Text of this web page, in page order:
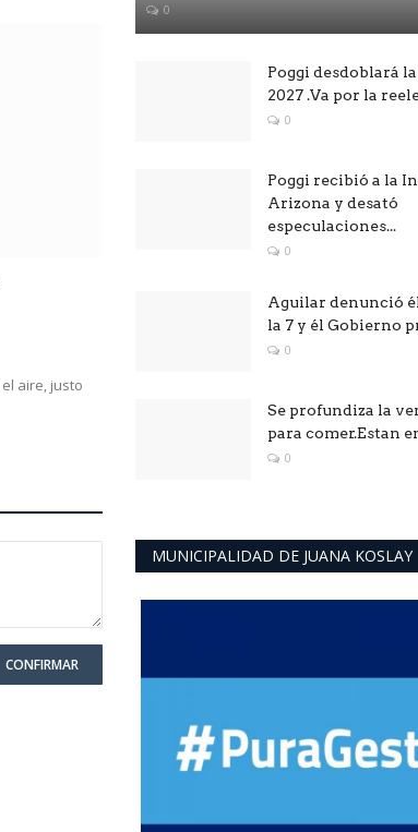
aire, justo
CONFIRMAR
0
Poggi desdoblará
2027 .Va por la
0
Poggi recibió a la
Arizona y desató
especulaciones...
0
Aguilar denunció
la 7 y él Gobierno
0
Se profundiza la
para comer.Estan
0
MUNICIPALIDAD DE JUANA KOSLAY